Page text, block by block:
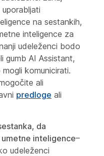
na sestankih,
inteligence za
udeleženci bodo
gumb AI Assistant,
komunicirati.
ali
predloge ali
da
umetne inteligence–
udeleženci